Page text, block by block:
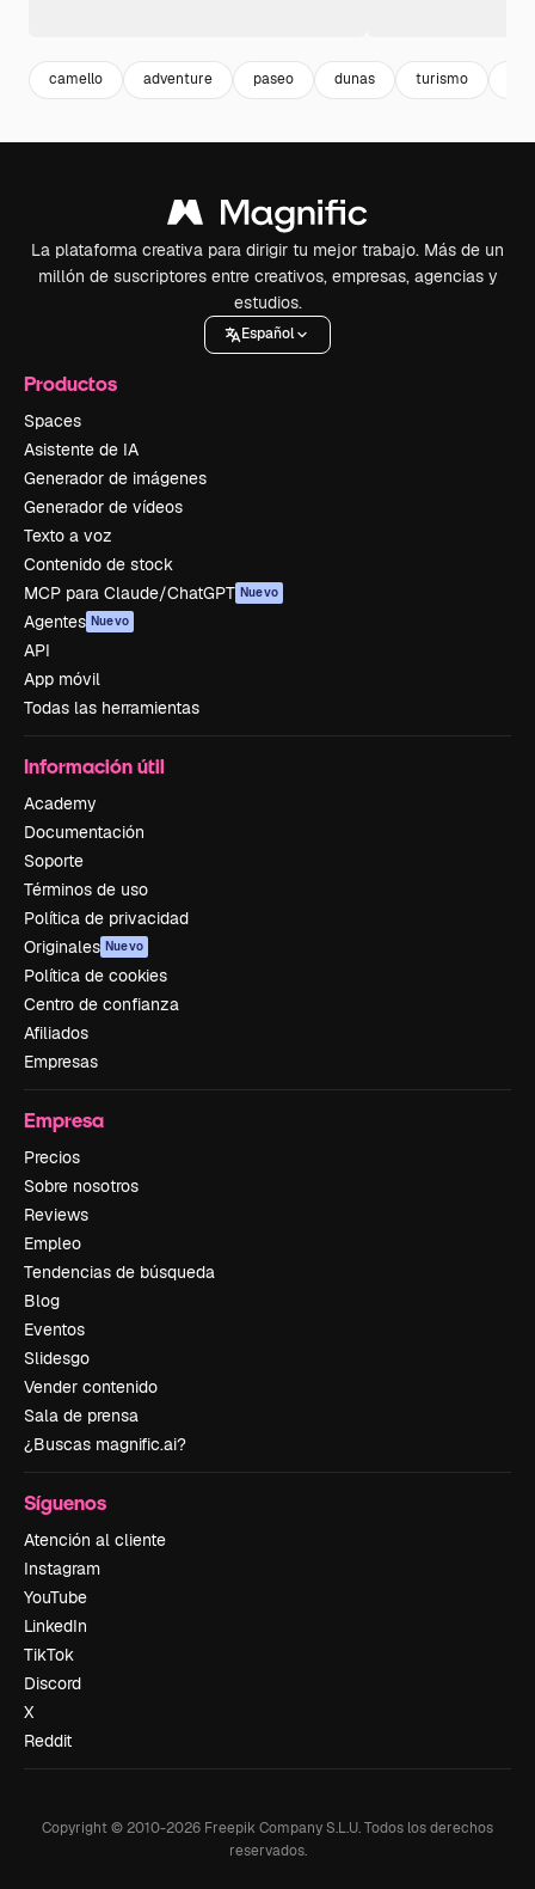
camello adventure paseo dunas turismo
La plataforma creativa para dirigir tu mejor trabajo. Más de un
millón de suscriptores entre creativos, empresas, agencias y
estudios.
Español
Productos
Spaces
Asistente de IA
Generador de imágenes
Generador de vídeos
Texto a voz
Contenido de stock
MCP para Claude/ChatGPT Nuevo
Agentes Nuevo
API
App móvil
Todas las herramientas
Información útil
Academy
Documentación
Soporte
Términos de uso
Política de privacidad
Originales Nuevo
Política de cookies
Centro de confianza
Afiliados
Empresas
Empresa
Precios
Sobre nosotros
Reviews
Empleo
Tendencias de búsqueda
Blog
Eventos
Slidesgo
Vender contenido
Sala de prensa
¿Buscas magnific.ai?
Síguenos
Atención al cliente
Instagram
YouTube
LinkedIn
TikTok
Discord
X
Reddit
Copyright © 2010-2026 Freepik Company S.L.U.Todos los derechos
reservados.